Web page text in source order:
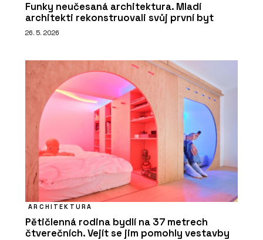
Funky neučesaná architektura. Mladí
architekti rekonstruovali svůj první byt
26. 5. 2026
ARCHITEKTURA
Pětičlenná rodina bydlí na 37 metrech
čtverečních. Vejít se jim pomohly vestavby